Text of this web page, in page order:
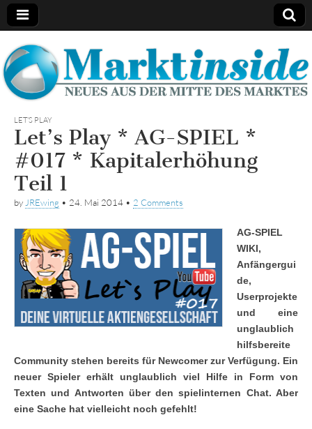
Marktinside
LET'S PLAY
Let’s Play * AG-SPIEL *
#017 * Kapitalerhöhung
Teil 1
byJREwing • 24. Mai 2014 • 2 Comments
AG-SPIEL
WIKI,
Anfängergui
de,
Userprojekte
und eine
unglaublich
hilfsbereite
Community stehen bereits für Newcomer zur Verfügung. Ein
neuer Spieler erhält unglaublich viel Hilfe in Form von
Texten und Antworten über den spielinternen Chat. Aber
eine Sache hat vielleicht noch gefehlt!